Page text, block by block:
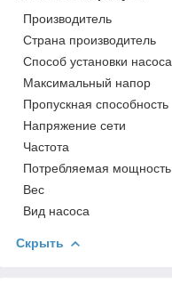
Производитель
Страна производитель
Способ установки насоса
Максимальный напор
Пропускная способность
Напряжение сети
Частота
Потребляемая мощность
Вес
Вид насоса
Скрыть